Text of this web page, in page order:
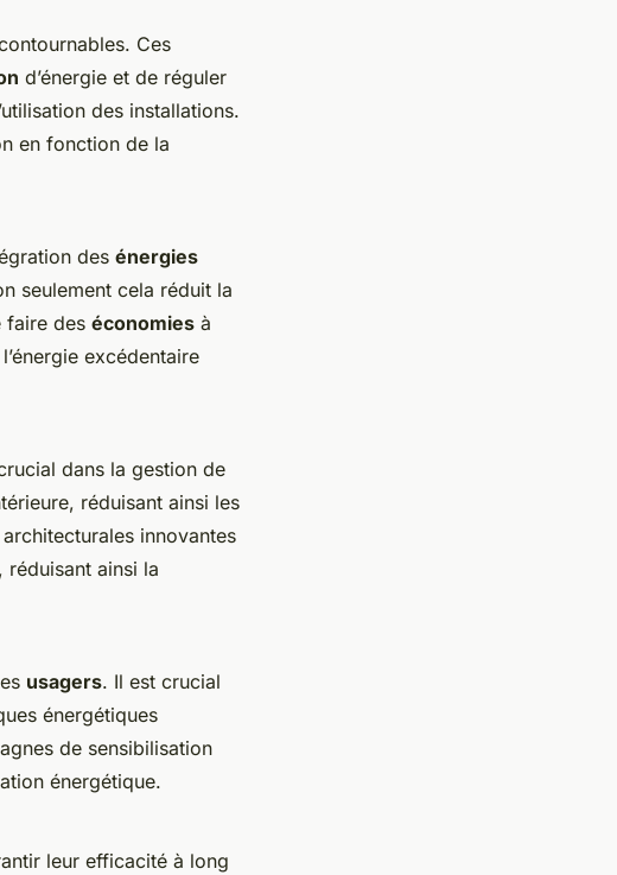
Ces
d’énergie et de réguler
des installations.
en fonction de la
des énergies
seulement cela réduit la
faire des économies à
excédentaire
dans la gestion de
réduisant ainsi les
innovantes
réduisant ainsi la
usagers. Il est crucial
énergétiques
de sensibilisation
énergétique.
leur efficacité à long